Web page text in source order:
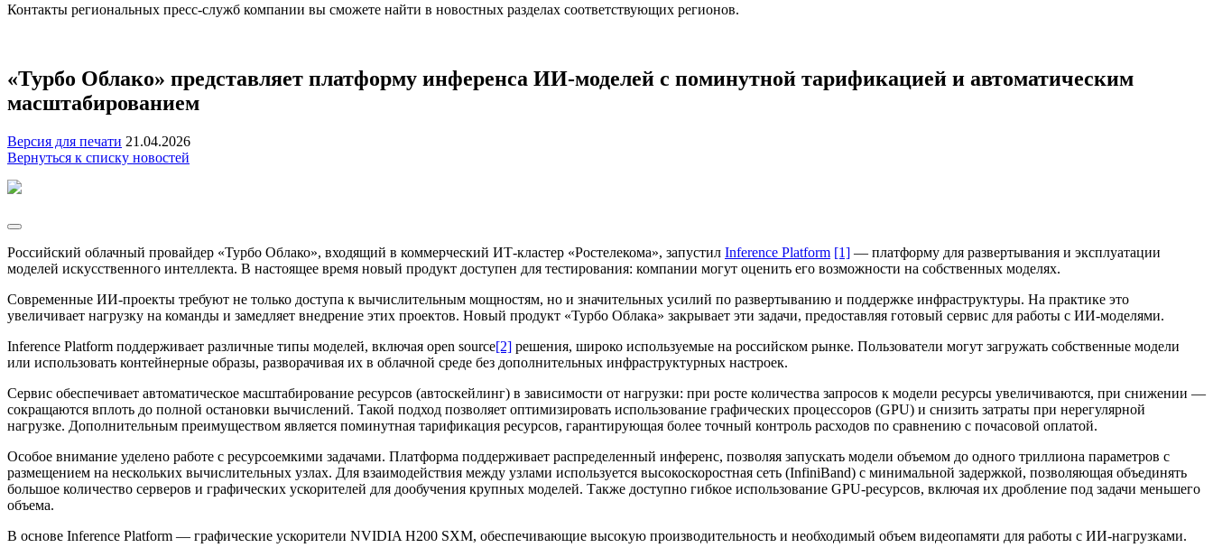
Контакты региональных пресс-служб компании вы сможете найти в новостных разделах соответствующих регионов.
«Турбо Облако» представляет платформу инференса ИИ-моделей с поминутной тарификацией и автоматическим
масштабированием
Версия для печати 21.04.2026
Вернуться к списку новостей
Российский облачный провайдер «Турбо Облако», входящий в коммерческий ИТ-кластер «Ростелекома», запустил Inference Platform [1] — платформу для развертывания и эксплуатации
моделей искусственного интеллекта. В настоящее время новый продукт доступен для тестирования: компании могут оценить его возможности на собственных моделях.
Современные ИИ-проекты требуют не только доступа к вычислительным мощностям, но и значительных усилий по развертыванию и поддержке инфраструктуры. На практике это
увеличивает нагрузку на команды и замедляет внедрение этих проектов. Новый продукт «Турбо Облака» закрывает эти задачи, предоставляя готовый сервис для работы с ИИ-моделями.
Inference Platform поддерживает различные типы моделей, включая open source[2] решения, широко используемые на российском рынке. Пользователи могут загружать собственные модели
или использовать контейнерные образы, разворачивая их в облачной среде без дополнительных инфраструктурных настроек.
Сервис обеспечивает автоматическое масштабирование ресурсов (автоскейлинг) в зависимости от нагрузки: при росте количества запросов к модели ресурсы увеличиваются, при снижении —
сокращаются вплоть до полной остановки вычислений. Такой подход позволяет оптимизировать использование графических процессоров (GPU) и снизить затраты при нерегулярной
нагрузке. Дополнительным преимуществом является поминутная тарификация ресурсов, гарантирующая более точный контроль расходов по сравнению с почасовой оплатой.
Особое внимание уделено работе с ресурсоемкими задачами. Платформа поддерживает распределенный инференс, позволяя запускать модели объемом до одного триллиона параметров с
размещением на нескольких вычислительных узлах. Для взаимодействия между узлами используется высокоскоростная сеть (InfiniBand) с минимальной задержкой, позволяющая объединять
большое количество серверов и графических ускорителей для дообучения крупных моделей. Также доступно гибкое использование GPU-ресурсов, включая их дробление под задачи меньшего
объема.
В основе Inference Platform — графические ускорители NVIDIA H200 SXM, обеспечивающие высокую производительность и необходимый объем видеопамяти для работы с ИИ-нагрузками.